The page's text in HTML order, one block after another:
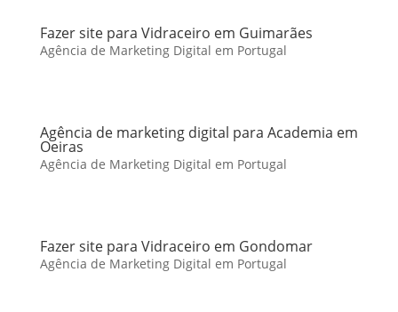
Fazer site para Vidraceiro em Guimarães
Agência de Marketing Digital em Portugal
Agência de marketing digital para Academia em
Oeiras
Agência de Marketing Digital em Portugal
Fazer site para Vidraceiro em Gondomar
Agência de Marketing Digital em Portugal